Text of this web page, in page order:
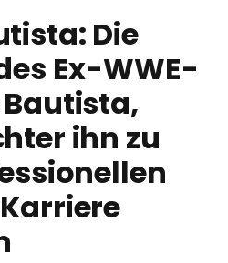
Die
Ex-WWE-
ihn zu